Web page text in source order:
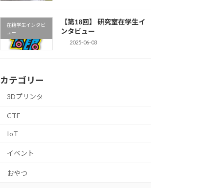
在籍学生インタビ
ュー
【第18回】 研究室在学生イ
ンタビュー
2025-06-03
カテゴリー
3Dプリンタ
CTF
IoT
イベント
おやつ